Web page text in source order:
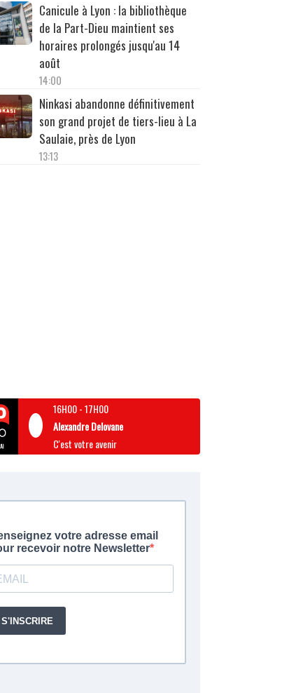
Canicule à Lyon : la bibliothèque
de la Part-Dieu maintient ses
horaires prolongés jusqu'au 14
août
14:00
Ninkasi abandonne définitivement
son grand projet de tiers-lieu à La
Saulaie, près de Lyon
13:13
16H00-17H00
Alexandre Delovane
C'est votre avenir